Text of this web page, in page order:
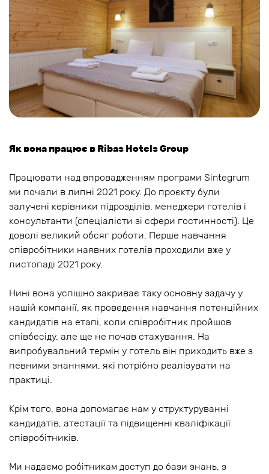
Як вона працює в Ribas Hotels Group
Працювати над впровадженням програми Sintegrum
ми почали в липні 2021 року. До проєкту були
залучені керівники підрозділів, менеджери готелів і
консультанти (спеціалісти зі сфери гостинності). Це
доволі великий обсяг роботи. Перше навчання
співробітники наявних готелів проходили вже у
листопаді 2021 року.
Нині вона успішно закриває таку основну задачу у
нашій компанії, як проведення навчання потенційних
кандидатів на етапі, коли співробітник пройшов
співбесіду, але ще не почав стажування. На
випробувальний термін у готель він приходить вже з
певними знаннями, які потрібно реалізувати на
практиці.
Крім того, вона допомагає нам у структуруванні
кандидатів, атестації та підвищенні кваліфікації
співробітників.
Ми надаємо робітникам доступ до бази знань, з